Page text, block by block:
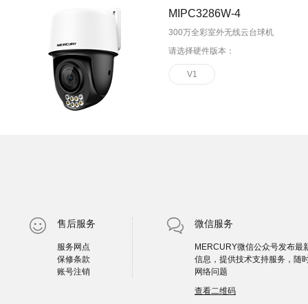
MIPC3286W-4
300万全彩室外无线云台球机
请选择硬件版本：
V1
售后服务
服务网点
保修条款
账号注销
微信服务
MERCURY微信公众号发布最
信息，提供技术支持服务，随
网络问题
查看二维码